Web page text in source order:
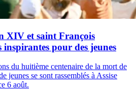
XIV et saint François
inspirantes pour des jeunes
du huitième centenaire de la mort de
jeunes se sont rassemblés à Assise
6 août.